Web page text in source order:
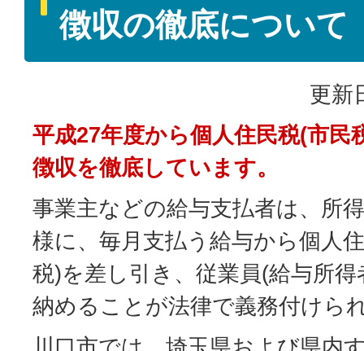
徴収の徹底について
更新
平成27年度から個人住民税(市民
徴収を徹底しています。
事業主などの給与支払者は、所
様に、毎月支払う給与から個人
税)を差し引き、従業員(給与所
納めることが法律で義務付けら